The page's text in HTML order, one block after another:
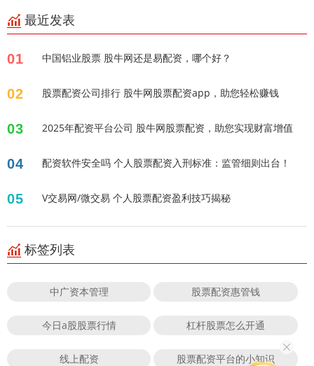
最近发表
01 中国铝业股票 股牛网还是易配资，哪个好？
02 股票配资公司排行 股牛网股票配资app，助您轻松赚钱
03 2025年配资平台公司 股牛网股票配资，助您实现财富增值
04 配资软件安全吗 个人股票配资入刑标准：监管细则出台！
05 V交易网/微交易 个人股票配资盈利技巧揭秘
标签列表
中广资本管理 股票配资惠管钱
今日a股股票行情 杠杆股票怎么开通
线上配资 股票配资平台的小知识